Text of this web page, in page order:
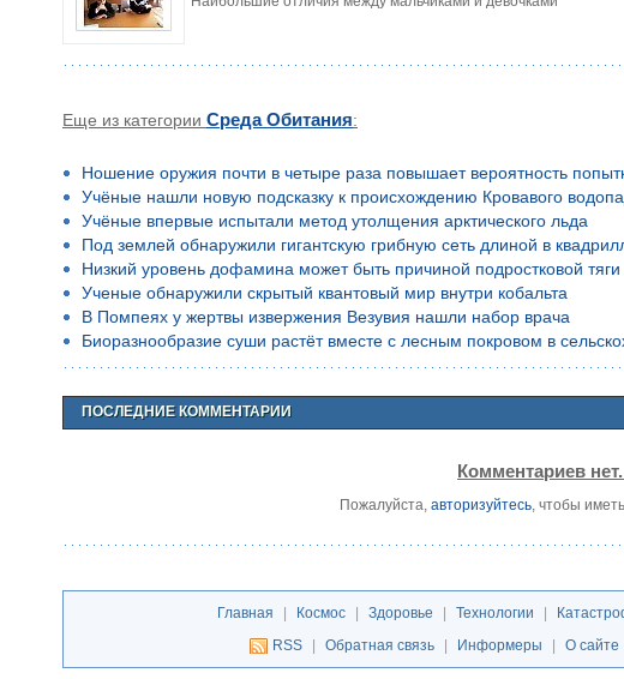
Еще из категории Среда Обитания:
Ношение оружия почти в четыре раза повышает вероятность
Учёные нашли новую подсказку к происхождению Кровавого
Учёные впервые испытали метод утолщения арктического льда
Под землей обнаружили гигантскую грибную сеть длиной в
Низкий уровень дофамина может быть причиной подростковой тяги
Ученые обнаружили скрытый квантовый мир внутри кобальта
В Помпеях у жертвы извержения Везувия нашли набор врача
Биоразнообразие суши растёт вместе с лесным покровом в
ПОСЛЕДНИЕ КОММЕНТАРИИ
Комментариев
Пожалуйста, авторизуйтесь , чтобы
Главная | Космос | Здоровье | Технологии |
RSS
| Обратная связь | Информеры | О сайте